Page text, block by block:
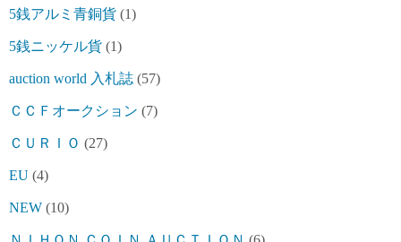
5銭アルミ青銅貨 (1)
5銭ニッケル貨 (1)
auction world 入札誌 (57)
ＣＣＦオークション (7)
ＣＵＲＩＯ (27)
EU (4)
NEW (10)